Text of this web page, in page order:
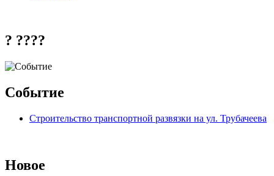
? ????
Событие
Строительство транспортной развязки на ул. Трубачеева
Новое